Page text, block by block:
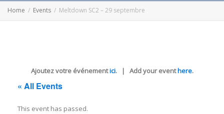
Home Events Meltdown SC2 – 29 septembre
Ajoutez votre événementici. | Add your eventhere.
« All Events
This event has passed.